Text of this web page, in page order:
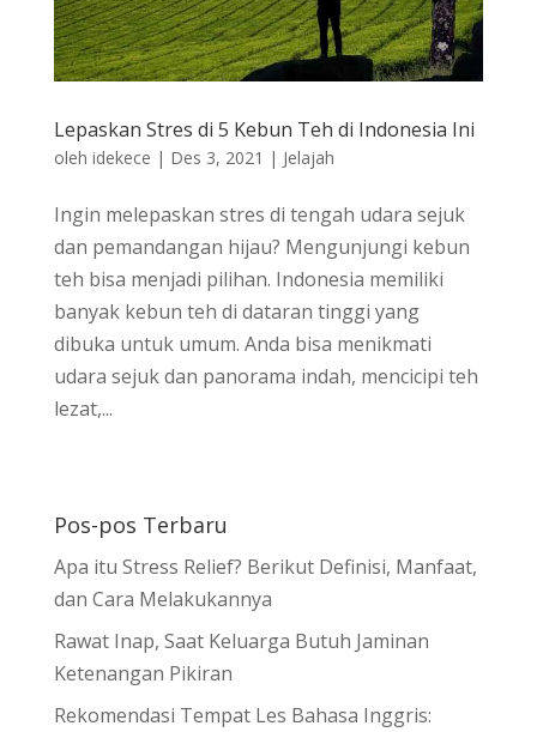
Lepaskan Stres di 5 Kebun Teh di Indonesia Ini
oleh idekece | Des 3, 2021 | Jelajah
Ingin melepaskan stres di tengah udara sejuk
dan pemandangan hijau? Mengunjungi kebun
teh bisa menjadi pilihan. Indonesia memiliki
banyak kebun teh di dataran tinggi yang
dibuka untuk umum. Anda bisa menikmati
udara sejuk dan panorama indah, mencicipi teh
lezat,...
Pos-pos Terbaru
Apa itu Stress Relief? Berikut Definisi, Manfaat,
dan Cara Melakukannya
Rawat Inap, Saat Keluarga Butuh Jaminan
Ketenangan Pikiran
Rekomendasi Tempat Les Bahasa Inggris: